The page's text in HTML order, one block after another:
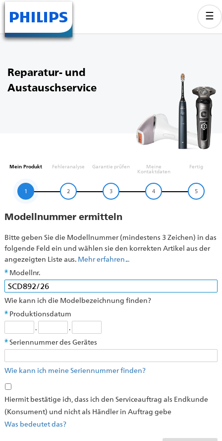
Reparatur- und
Austauschservice
Mein Produkt
1
Fehleranalyse
2
Garantie prüfen
3
Meine
Kontaktdaten
4
Fertig
5
Modellnummer ermitteln
Bitte geben Sie die Modellnummer (mindestens 3 Zeichen) in das
folgende Feld ein und wählen sie den korrekten Artikel aus der
angezeigten Liste aus.Mehr erfahren ...
Modellnr.
Wie kann ich die Modelbezeichnung finden?
Produktionsdatum
.
.
Seriennummer des Gerätes
Wie kann ich meine Seriennummer finden?
Hiermit bestätige ich, dass ich den Serviceauftrag als Endkunde
(Konsument) und nicht als Händler in Auftrag gebe
Was bedeutet das?